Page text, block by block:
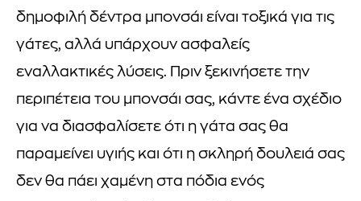
δημοφιλή δέντρα μπονσάι είναι τοξικά για τις
γάτες, αλλά υπάρχουν ασφαλείς
εναλλακτικές λύσεις. Πριν ξεκινήσετε την
περιπέτεια του μπονσάι σας, κάντε ένα σχέδιο
για να διασφαλίσετε ότι η γάτα σας θα
παραμείνει υγιής και ότι η σκληρή δουλειά σας
δεν θα πάει χαμένη στα πόδια ενός